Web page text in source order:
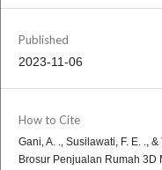
Published
2023-11-06
How to Cite
Gani, A. ., Susilawati, F. E. .,
Brosur Penjualan Rumah